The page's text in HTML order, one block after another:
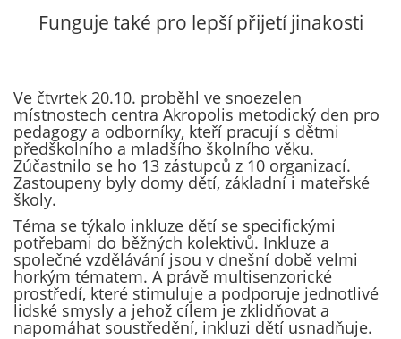
Funguje také pro lepší přijetí jinakosti
Ve čtvrtek 20.10. proběhl ve snoezelen
místnostech centra Akropolis metodický den pro
pedagogy a odborníky, kteří pracují s dětmi
předškolního a mladšího školního věku.
Zúčastnilo se ho 13 zástupců z 10 organizací.
Zastoupeny byly domy dětí, základní i mateřské
školy.
Téma se týkalo inkluze dětí se specifickými
potřebami do běžných kolektivů. Inkluze a
společné vzdělávání jsou v dnešní době velmi
horkým tématem. A právě multisenzorické
prostředí, které stimuluje a podporuje jednotlivé
lidské smysly a jehož cílem je zklidňovat a
napomáhat soustředění, inkluzi dětí usnadňuje.